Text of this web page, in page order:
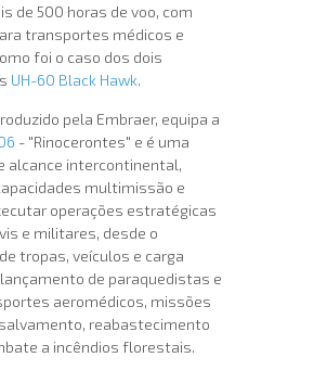
de 500 horas de voo, com
transportes médicos e
foi o caso dos dois
UH-60 Black Hawk.
pela Embraer, equipa a
- "Rinocerontes" e é uma
alcance intercontinental,
multimissão e
operações estratégicas
e militares, desde o
tropas, veículos e carga
de paraquedistas e
aeromédicos, missões
reabastecimento
a incêndios florestais.